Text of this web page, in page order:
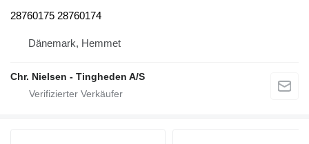
28760175 28760174
Dänemark, Hemmet
Chr. Nielsen - Tingheden A/S